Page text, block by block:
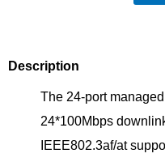
Description
The 24-port
24*100Mbps
IEEE802.3af/at